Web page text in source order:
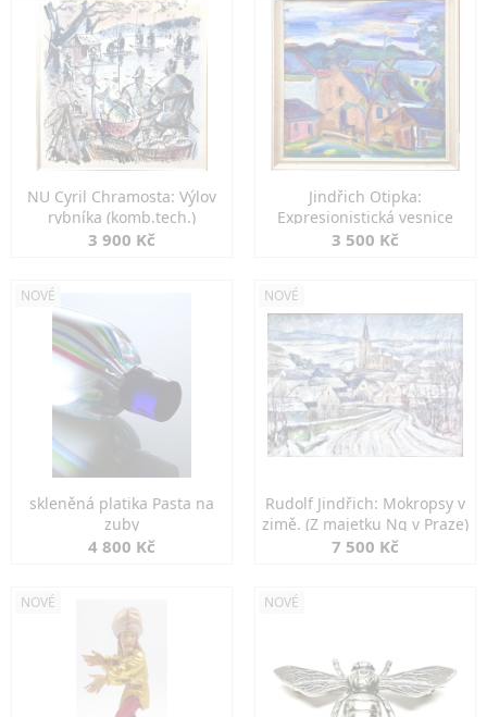
NU Cyril Chramosta: Výlov
rybníka (komb.tech.)
3 900 Kč
Jindřich Otipka:
Expresionistická vesnice
3 500 Kč
NOVÉ
skleněná platika Pasta na
zuby
4 800 Kč
NOVÉ
Rudolf Jindřich: Mokropsy v
zimě. (Z majetku Ng v Praze)
7 500 Kč
NOVÉ NOVÉ